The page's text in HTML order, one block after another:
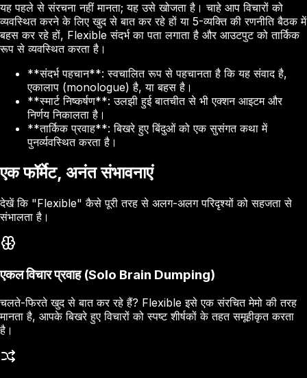
यह पहले से संरचना नहीं मानता; यह उसे खोजता है। चाहे आप विचारों को
व्यवस्थित करने के लिए खुद से बात कर रहे हों या 5-व्यक्ति की रणनीति बैठक में
बहस कर रहे हों, Flexible संदर्भ का पता लगाता है और आउटपुट को तार्किक
रूप से व्यवस्थित करता है।
**संदर्भ पहचान**: स्वचालित रूप से पहचानता है कि यह संवाद है,
एकालाप (monologue) है, या बहस है।
**स्मार्ट निष्कर्षण**: उलझी हुई बातचीत से भी एक्शन आइटम और
निर्णय निकालता है।
**तार्किक प्रवाह**: बिखरे हुए बिंदुओं को एक सुसंगत कथा में
पुनर्व्यवस्थित करता है।
एक फॉर्मेट, अनंत संभावनाएं
देखें कि "Flexible" कैसे पूरी तरह से अलग-अलग परिदृश्यों को सहजता से
संभालता है।
एकल विचार प्रवाह (Solo Brain Dumping)
चलते-फिरते खुद से बात कर रहे हैं? Flexible इसे एक संरचित मेमो की तरह
मानता है, आपके बिखरे हुए विचारों को स्पष्ट शीर्षकों के तहत समूहीकृत करता
है।